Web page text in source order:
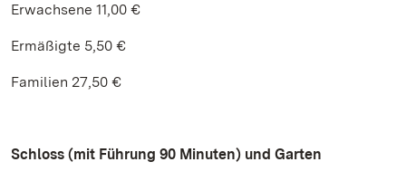
Erwachsene 11,00 €
Ermäßigte 5,50 €
Familien 27,50 €
Schloss (mit Führung 90 Minuten) und Garten